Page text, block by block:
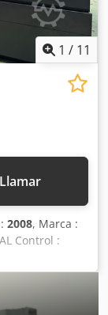
en
Dskr
1 / 11
Llamar
2008, Marca :
Control :
de la mesa :
Y : 760
12.000
Numero de